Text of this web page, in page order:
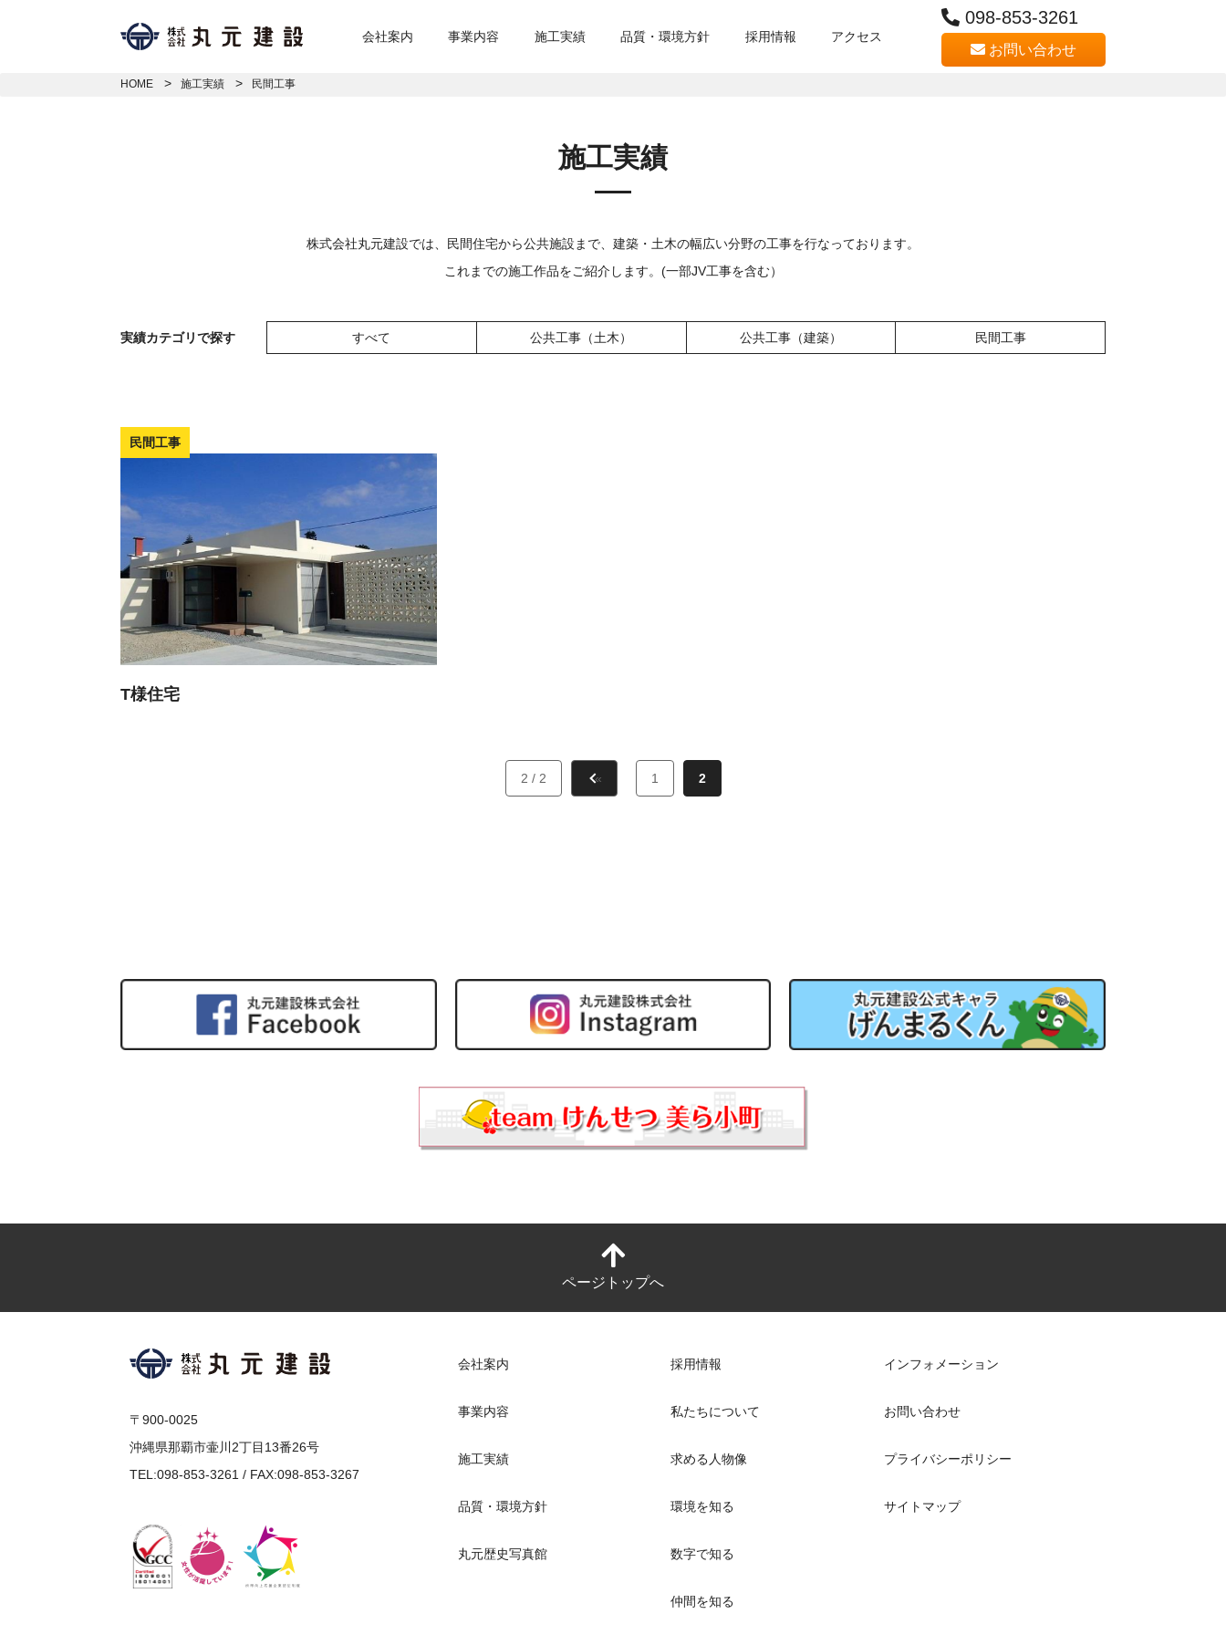
会社案内 事業内容 施工実績 品質・環境方針 採用情報 アクセス
098-853-3261
お問い合わせ
HOME 施工実績 民間工事
施工実績
株式会社丸元建設では、民間住宅から公共施設まで、建築・土木の幅広い分野の工事を行なっております。
これまでの施工作品をご紹介します。(一部JV工事を含む）
実績カテゴリで探す すべて 公共工事（土木） 公共工事（建築） 民間工事
民間工事
T様住宅
2 / 2 « 1 2
ページトップへ
〒900-0025
沖縄県那覇市壷川2丁目13番26号
TEL:098-853-3261 / FAX:098-853-3267
会社案内
事業内容
施工実績
品質・環境方針
丸元歴史写真館
採用情報
私たちについて
求める人物像
環境を知る
数字で知る
仲間を知る
インフォメーション
お問い合わせ
プライバシーポリシー
サイトマップ